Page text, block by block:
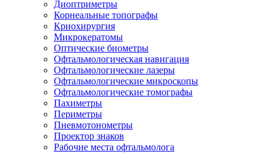
Диоптриметры
Корнеальные топографы
Криохирургия
Микрокератомы
Оптические биометры
Офтальмологическая навигация
Офтальмологические лазеры
Офтальмологические микроскопы
Офтальмологические томографы
Пахиметры
Периметры
Пневмотонометры
Проектор знаков
Рабочие места офтальмолога